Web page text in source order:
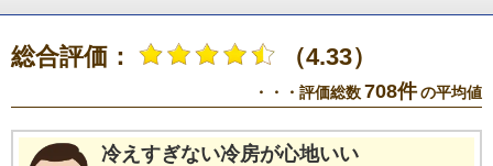
総合評価： （4.33）
・・・評価総数708件の平均値
冷えすぎない冷房が心地いい